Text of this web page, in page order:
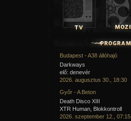
Budapest - A38 állóhajó
Darkways
elő: denevér
2026. augusztus 30., 18:30
Győr - A Beton
Death Disco XIII
XTR Human, Blokkontroll
2026. szeptember 12., 07:15